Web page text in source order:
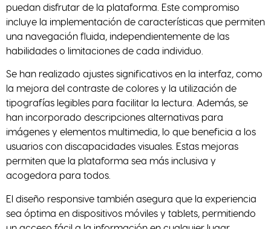
puedan disfrutar de la plataforma. Este compromiso
incluye la implementación de características que permiten
una navegación fluida, independientemente de las
habilidades o limitaciones de cada individuo.
Se han realizado ajustes significativos en la interfaz, como
la mejora del contraste de colores y la utilización de
tipografías legibles para facilitar la lectura. Además, se
han incorporado descripciones alternativas para
imágenes y elementos multimedia, lo que beneficia a los
usuarios con discapacidades visuales. Estas mejoras
permiten que la plataforma sea más inclusiva y
acogedora para todos.
El diseño responsive también asegura que la experiencia
sea óptima en dispositivos móviles y tablets, permitiendo